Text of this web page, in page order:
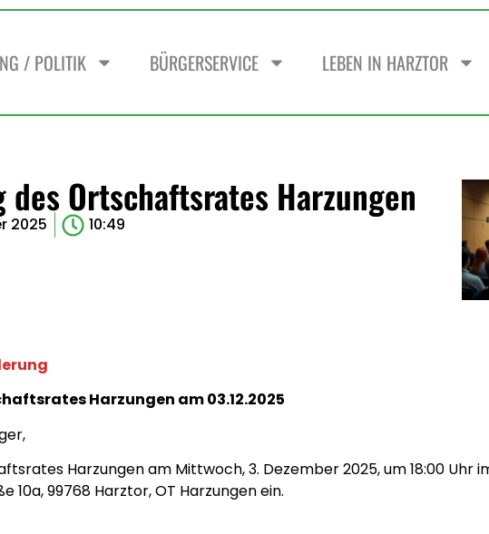
/ POLITIK BÜRGERSERVICE LEBEN IN HARZTOR
des Ortschaftsrates Harzungen
2025 10:49
Harzungen am 03.12.2025
Harzungen am Mittwoch, 3. Dezember 2025, um 18:00 Uhr
99768 Harztor, OT Harzungen ein.